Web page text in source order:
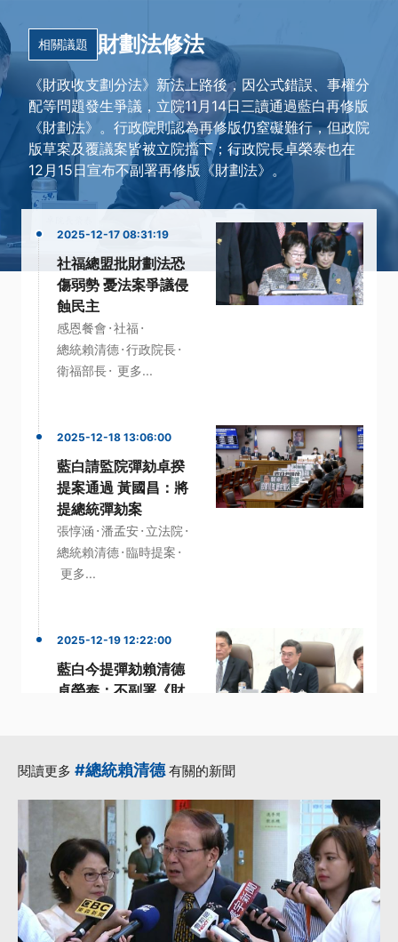
憲訴法 更多...
相關議題 財劃法修法
《財政收支劃分法》新法上路後，因公式錯誤、事權分
配等問題發生爭議，立院11月14日三讀通過藍白再修版
《財劃法》。行政院則認為再修版仍窒礙難行，但政院
版草案及覆議案皆被立院擋下；行政院長卓榮泰也在
12月15日宣布不副署再修版《財劃法》。
2025-12-17 08:31:19
社福總盟批財劃法恐
傷弱勢 憂法案爭議侵
蝕民主
感恩餐會 ·社福 ·
總統賴清德·行政院長·
衛福部長· 更多...
2025-12-18 13:06:00
藍白請監院彈劾卓揆
提案通過 黃國昌：將
提總統彈劾案
張惇涵 ·潘孟安· 立法院 ·
總統賴清德·臨時提案 ·
更多...
2025-12-19 12:22:00
藍白今提彈劾賴清德
卓榮泰：不副署《財
財劃法·更多...
閱讀更多 #總統賴清德有關的新聞